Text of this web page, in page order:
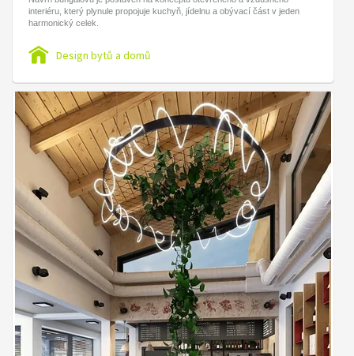
interiéru, který plynule propojuje kuchyň, jídelnu a obývací část v jeden
harmonický celek.
Design bytů a domů